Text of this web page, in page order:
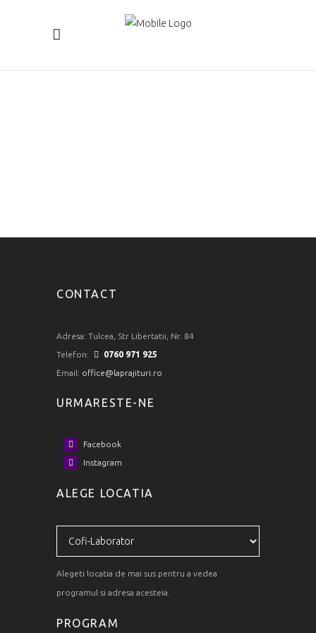
CONTACT
Adresa: Tulcea, Str Libertatii, Nr. 84
Telefon:
0760 971 925
Email: office@laprajituri.ro
URMARESTE-NE
Facebook
Instagram
ALEGE LOCATIA
Alegeti locatia de mai sus pentru a vedea
programul si adresa acesteia.
PROGRAM